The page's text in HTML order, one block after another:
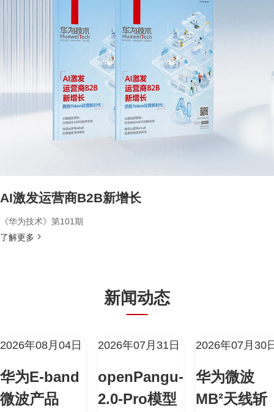
AI激发运营商B2B新增长
《华为技术》第101期
了解更多
新闻动态
2026年08月04日
华为E-band
微波产品
2026年07月31日
openPangu-
2.0-Pro模型
2026年07月30
华为微波
MB²天线斩